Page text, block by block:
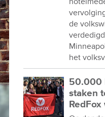
de
het
50.000
staken